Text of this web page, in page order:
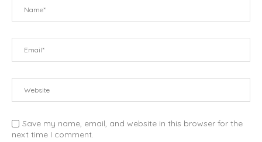
Save my name, email, and website in this browser for the
next time I comment.